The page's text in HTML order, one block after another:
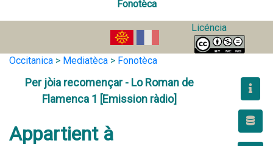
Fonotèca
Licéncia
Occitanica > Mediatèca > Fonotèca
Per jòia recomençar - Lo Roman de
Flamenca 1 [Emission ràdio]
Appartient à